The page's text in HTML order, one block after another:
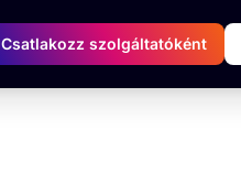
Csatlakozz szolgáltatóként